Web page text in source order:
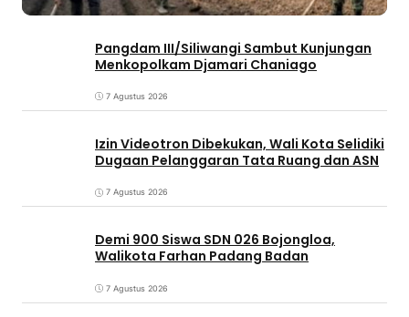
Pangdam III/Siliwangi Sambut Kunjungan
Menkopolkam Djamari Chaniago
7 Agustus 2026
Izin Videotron Dibekukan, Wali Kota Selidiki
Dugaan Pelanggaran Tata Ruang dan ASN
7 Agustus 2026
Demi 900 Siswa SDN 026 Bojongloa,
Walikota Farhan Padang Badan
7 Agustus 2026